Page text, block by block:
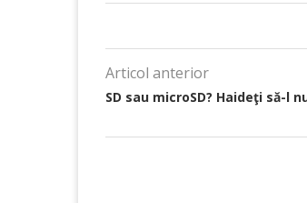
Articol anterior
SD sau microSD? Haideţi să-l